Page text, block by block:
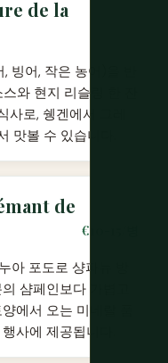
de la
빙어, 작은 농어)을 반
와 현지 리슬링 한 잔
로, 쉥겐에서 그레
맛볼 수 있습니다.
de
€10-15/병
아 포도로 샹파뉴 방
샴페인보다 가볍고
에서 오는 미네랄 품
사에 제공됩니다.